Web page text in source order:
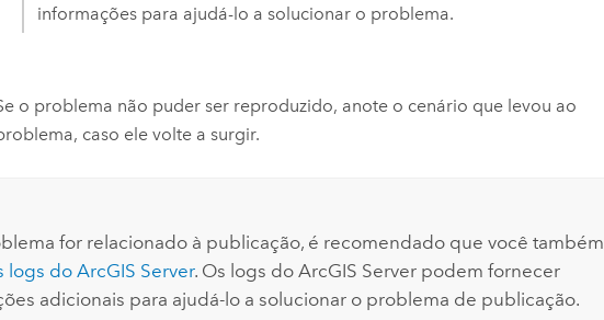
informações para ajudá-lo a solucionar o problema.
o problema não puder ser reproduzido, anote o cenário que levou ao
caso ele volte a surgir.
for relacionado à publicação, é recomendado que você também
logs do ArcGIS Server. Os logs do ArcGIS Server podem fornecer
adicionais para ajudá-lo a solucionar o problema de publicação.